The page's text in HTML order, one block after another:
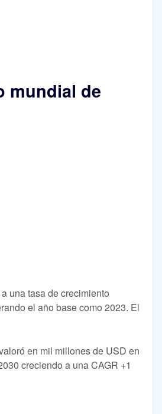
mundial de
una tasa de crecimiento
el año base como 2023. El
en mil millones de USD en
creciendo a una CAGR +1